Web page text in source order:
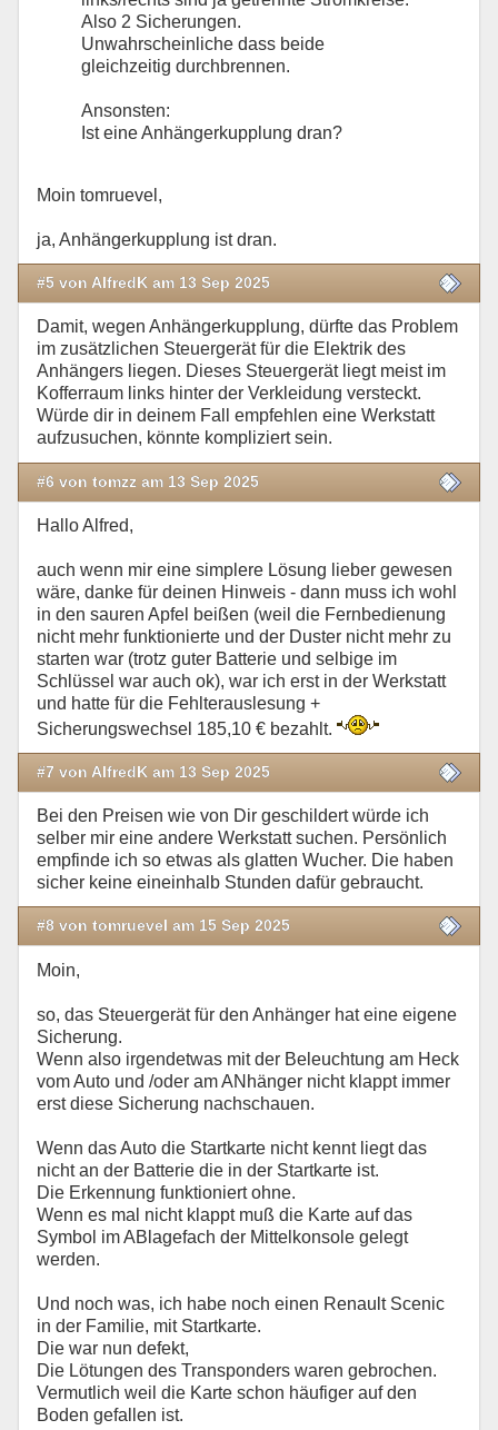
Also 2 Sicherungen.
Unwahrscheinliche dass beide
gleichzeitig durchbrennen.
Ansonsten:
Ist eine Anhängerkupplung dran?
Moin tomruevel,
ja, Anhängerkupplung ist dran.
#5 von AlfredK am 13 Sep 2025
Damit, wegen Anhängerkupplung, dürfte das Problem
im zusätzlichen Steuergerät für die Elektrik des
Anhängers liegen. Dieses Steuergerät liegt meist im
Kofferraum links hinter der Verkleidung versteckt.
Würde dir in deinem Fall empfehlen eine Werkstatt
aufzusuchen, könnte kompliziert sein.
#6 von tomzz am 13 Sep 2025
Hallo Alfred,
auch wenn mir eine simplere Lösung lieber gewesen
wäre, danke für deinen Hinweis - dann muss ich wohl
in den sauren Apfel beißen (weil die Fernbedienung
nicht mehr funktionierte und der Duster nicht mehr zu
starten war (trotz guter Batterie und selbige im
Schlüssel war auch ok), war ich erst in der Werkstatt
und hatte für die Fehlterauslesung +
Sicherungswechsel 185,10 € bezahlt.
#7 von AlfredK am 13 Sep 2025
Bei den Preisen wie von Dir geschildert würde ich
selber mir eine andere Werkstatt suchen. Persönlich
empfinde ich so etwas als glatten Wucher. Die haben
sicher keine eineinhalb Stunden dafür gebraucht.
#8 von tomruevel am 15 Sep 2025
Moin,
so, das Steuergerät für den Anhänger hat eine eigene
Sicherung.
Wenn also irgendetwas mit der Beleuchtung am Heck
vom Auto und /oder am ANhänger nicht klappt immer
erst diese Sicherung nachschauen.
Wenn das Auto die Startkarte nicht kennt liegt das
nicht an der Batterie die in der Startkarte ist.
Die Erkennung funktioniert ohne.
Wenn es mal nicht klappt muß die Karte auf das
Symbol im ABlagefach der Mittelkonsole gelegt
werden.
Und noch was, ich habe noch einen Renault Scenic
in der Familie, mit Startkarte.
Die war nun defekt,
Die Lötungen des Transponders waren gebrochen.
Vermutlich weil die Karte schon häufiger auf den
Boden gefallen ist.